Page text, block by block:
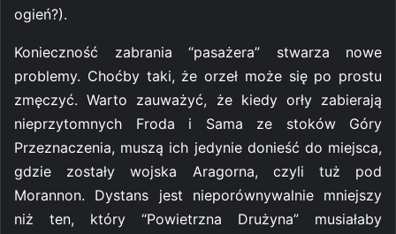
ogień?).
Konieczność zabrania “pasażera” stwarza nowe
problemy. Choćby taki, że orzeł może się po prostu
zmęczyć. Warto zauważyć, że kiedy orły zabierają
nieprzytomnych Froda i Sama ze stoków Góry
Przeznaczenia, muszą ich jedynie donieść do miejsca,
gdzie zostały wojska Aragorna, czyli tuż pod
Morannon. Dystans jest nieporównywalnie mniejszy
niż ten, który “Powietrzna Drużyna” musiałaby